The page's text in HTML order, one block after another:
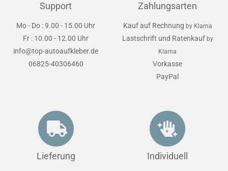
Support
Mo - Do : 9.00 - 15.00 Uhr
Fr : 10.00 - 12.00 Uhr
info@top-autoaufkleber.de
06825-40306460
Zahlungsarten
Kauf auf Rechnung by Klarna
Lastschrift und Ratenkauf by
Klarna
Vorkasse
PayPal
Lieferung Individuell